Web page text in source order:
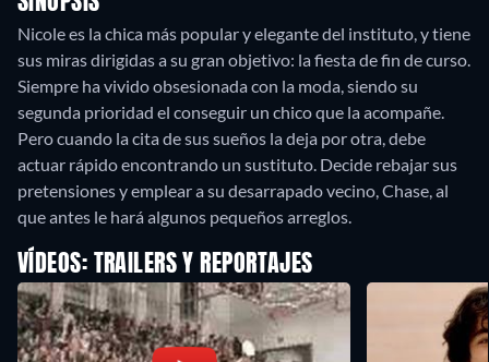
Nicole es la chica más popular y elegante del instituto, y tiene
sus miras dirigidas a su gran objetivo: la fiesta de fin de curso.
Siempre ha vivido obsesionada con la moda, siendo su
segunda prioridad el conseguir un chico que la acompañe.
Pero cuando la cita de sus sueños la deja por otra, debe
actuar rápido encontrando un sustituto. Decide rebajar sus
pretensiones y emplear a su desarrapado vecino, Chase, al
que antes le hará algunos pequeños arreglos.
VÍDEOS: TRAILERS Y REPORTAJES